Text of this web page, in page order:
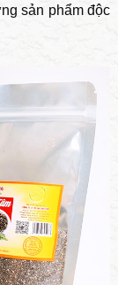
sản phẩm độc